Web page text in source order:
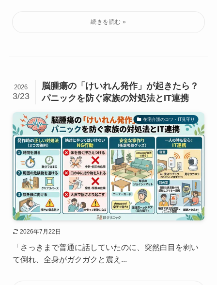
脳腫瘍の「けいれん発作」が起きたら？
パニックを防ぐ家族の対処法とIT連携
2026
3/23
在宅介護のコツ・IT見守り
2026年7月22日
「さっきまで普通に話していたのに、突然白目を剥い
て倒れ、全身がガクガクと震え...